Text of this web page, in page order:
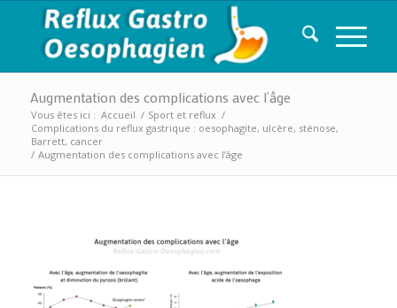
Augmentation des complications avec l’âge
Vous êtes ici : Accueil / Sport et reflux /
Complications du reflux gastrique : oesophagite, ulcère, sténose,
Barrett, cancer
/ Augmentation des complications avec l’âge